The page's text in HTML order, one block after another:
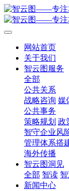
网站首页
关于我们
智云图服务
全部
公共关系
战略咨询 媒
公共事务
策略规划 政
智守企业风
管理体系搭
海外传播
智云图洞见
全部 智读
新闻中心